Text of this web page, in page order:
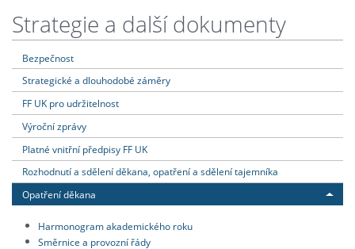
Strategie a další dokumenty
Bezpečnost
Strategické a dlouhodobé záměry
FF UK pro udržitelnost
Výroční zprávy
Platné vnitřní předpisy FF UK
Rozhodnutí a sdělení děkana, opatření a sdělení tajemníka
Opatření děkana
Harmonogram akademického roku
Směrnice a provozní řády